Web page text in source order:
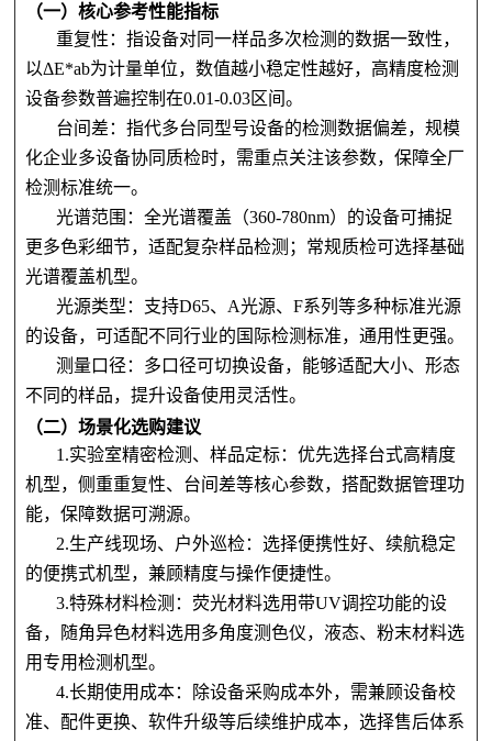
（一）核心参考性能指标
重复性：指设备对同一样品多次检测的数据一致性，
以ΔE*ab为计量单位，数值越小稳定性越好，高精度检测
设备参数普遍控制在0.01-0.03区间。
台间差：指代多台同型号设备的检测数据偏差，规模
化企业多设备协同质检时，需重点关注该参数，保障全厂
检测标准统一。
光谱范围：全光谱覆盖（360-780nm）的设备可捕捉
更多色彩细节，适配复杂样品检测；常规质检可选择基础
光谱覆盖机型。
光源类型：支持D65、A光源、F系列等多种标准光源
的设备，可适配不同行业的国际检测标准，通用性更强。
测量口径：多口径可切换设备，能够适配大小、形态
不同的样品，提升设备使用灵活性。
（二）场景化选购建议
1.实验室精密检测、样品定标：优先选择台式高精度
机型，侧重重复性、台间差等核心参数，搭配数据管理功
能，保障数据可溯源。
2.生产线现场、户外巡检：选择便携性好、续航稳定
的便携式机型，兼顾精度与操作便捷性。
3.特殊材料检测：荧光材料选用带UV调控功能的设
备，随角异色材料选用多角度测色仪，液态、粉末材料选
用专用检测机型。
4.长期使用成本：除设备采购成本外，需兼顾设备校
准、配件更换、软件升级等后续维护成本，选择售后体系